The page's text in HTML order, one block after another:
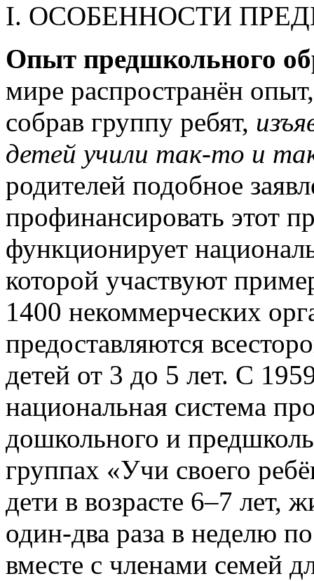
I. ОСОБЕННОСТИ
Опыт предшкольного
мире распространён
собрав группу ребят,
детей учили так-то и
родителей подобное
профинансировать этот
функционирует
которой участвуют
1400 некоммерческих
предоставляются
детей от 3 до 5 лет. С
национальная система
дошкольного и
группах «Учи своего
дети в возрасте 6–7 лет,
один-два раза в неделю
вместе с членами семей